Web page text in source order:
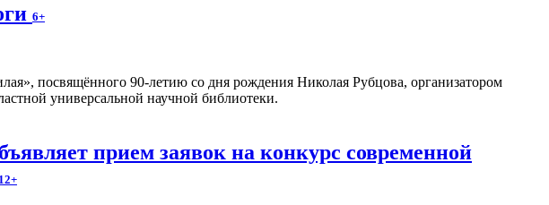
6+
посвящённого 90-летию со дня рождения Николая Рубцова, организатором
универсальной научной библиотеки.
прием заявок на конкурс современной
12+